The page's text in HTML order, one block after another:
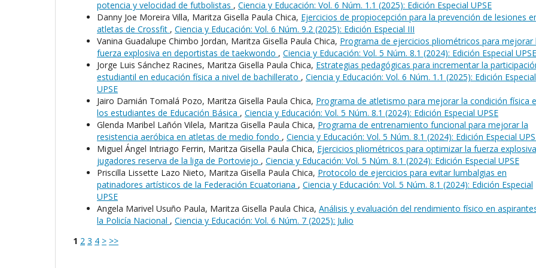
potencia y velocidad de futbolistas , Ciencia y Educación: Vol. 6 Núm. 1.1 (2025): Edición Especial UPSE
Danny Joe Moreira Villa, Maritza Gisella Paula Chica, Ejercicios de propiocepción para la prevención de lesiones
atletas de Crossfit , Ciencia y Educación: Vol. 6 Núm. 9.2 (2025): Edición Especial III
Vanina Guadalupe Chimbo Jordan, Maritza Gisella Paula Chica, Programa de ejercicios pliométricos para mejorar
fuerza explosiva en deportistas de taekwondo , Ciencia y Educación: Vol. 5 Núm. 8.1 (2024): Edición Especial UPSE
Jorge Luis Sánchez Racines, Maritza Gisella Paula Chica, Estrategias pedagógicas para incrementar la
estudiantil en educación física a nivel de bachillerato , Ciencia y Educación: Vol. 6 Núm. 1.1 (2025): Edición Especial
UPSE
Jairo Damián Tomalá Pozo, Maritza Gisella Paula Chica, Programa de atletismo para mejorar la condición física
los estudiantes de Educación Básica , Ciencia y Educación: Vol. 5 Núm. 8.1 (2024): Edición Especial UPSE
Glenda Maribel Lañón Vilela, Maritza Gisella Paula Chica, Programa de entrenamiento funcional para mejorar la
resistencia aeróbica en atletas de medio fondo , Ciencia y Educación: Vol. 5 Núm. 8.1 (2024): Edición Especial
Miguel Ángel Intriago Ferrin, Maritza Gisella Paula Chica, Ejercicios pliométricos para optimizar la fuerza
jugadores reserva de la liga de Portoviejo , Ciencia y Educación: Vol. 5 Núm. 8.1 (2024): Edición Especial UPSE
Priscilla Lissette Lazo Nieto, Maritza Gisella Paula Chica, Protocolo de ejercicios para evitar lumbalgias en
patinadores artísticos de la Federación Ecuatoriana , Ciencia y Educación: Vol. 5 Núm. 8.1 (2024): Edición Especial
UPSE
Angela Marivel Usuño Paula, Maritza Gisella Paula Chica, Análisis y evaluación del rendimiento físico en
la Policía Nacional , Ciencia y Educación: Vol. 6 Núm. 7 (2025): Julio
1 2 3 4 > >>